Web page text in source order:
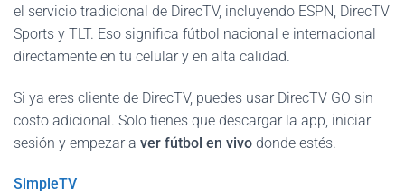
el servicio tradicional de DirecTV, incluyendo ESPN, DirecTV
Sports y TLT. Eso significa fútbol nacional e internacional
directamente en tu celular y en alta calidad.
Si ya eres cliente de DirecTV, puedes usar DirecTV GO sin
costo adicional. Solo tienes que descargar la app, iniciar
sesión y empezar a ver fútbol en vivo donde estés.
SimpleTV